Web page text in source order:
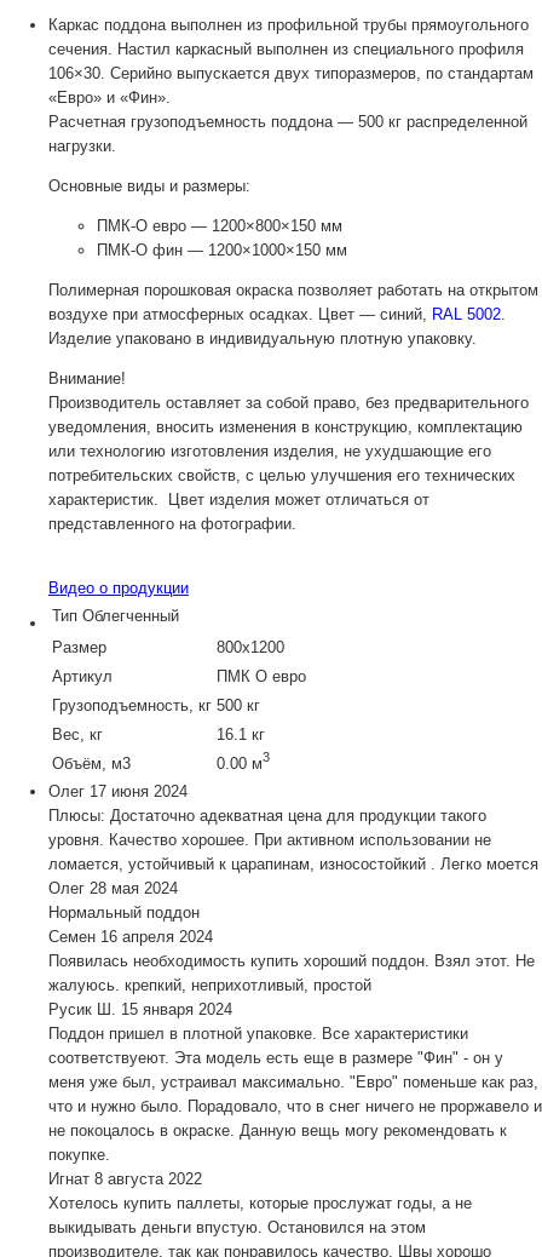
Каркас поддона выполнен из профильной трубы прямоугольного
сечения. Настил каркасный выполнен из специального профиля
106×30. Серийно выпускается двух типоразмеров, по стандартам
«Евро» и «Фин».
Расчетная грузоподъемность поддона — 500 кг распределенной
нагрузки.
Основные виды и размеры:
ПМК-О евро — 1200×800×150 мм
ПМК-О фин — 1200×1000×150 мм
Полимерная порошковая окраска позволяет работать на открытом
воздухе при атмосферных осадках. Цвет — синий,
RAL 5002
Изделие упаковано в индивидуальную плотную упаковку.
Внимание!
Производитель оставляет за собой право, без предварительного
уведомления, вносить изменения в конструкцию, комплектацию
или технологию изготовления изделия, не ухудшающие его
потребительских свойств, с целью улучшения его технических
характеристик. Цвет изделия может отличаться от
представленного на фотографии.
Видео о продукции
Тип Облегченный
Размер
800х1200
Артикул
ПМК О евро
Грузоподъемность, кг 500 кг
Вес, кг
16.1 кг
Объём, м3
0.00 м3
Олег 17 июня 2024
Плюсы: Достаточно адекватная цена для продукции такого
уровня. Качество хорошее. При активном использовании не
ломается, устойчивый к царапинам, износостойкий . Легко моется
Олег 28 мая 2024
Нормальный поддон
Семен 16 апреля 2024
Появилась необходимость купить хороший поддон. Взял этот. Не
жалуюсь. крепкий, неприхотливый, простой
Русик Ш.
15 января 2024
Поддон пришел в плотной упаковке. Все характеристики
соответствуеют. Эта модель есть еще в размере "Фин" - он у
меня уже был, устраивал максимально. "Евро" поменьше как раз,
что и нужно было. Порадовало, что в снег ничего не проржавело и
не покоцалось в окраске. Данную вещь могу рекомендовать к
покупке.
Игнат 8 августа 2022
Хотелось купить паллеты, которые прослужат годы, а не
выкидывать деньги впустую. Остановился на этом
производителе, так как понравилось качество. Швы хорошо